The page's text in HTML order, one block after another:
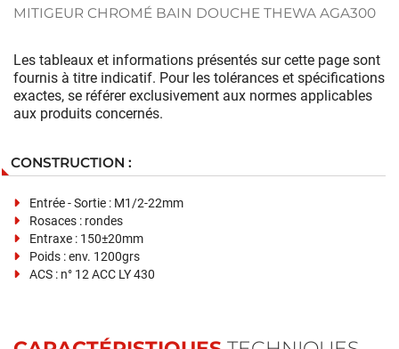
MITIGEUR CHROMÉ BAIN DOUCHE THEWA AGA300
Les tableaux et informations présentés sur cette page sont
fournis à titre indicatif. Pour les tolérances et spécifications
exactes, se référer exclusivement aux normes applicables
aux produits concernés.
CONSTRUCTION :
Entrée - Sortie : M1/2-22mm
Rosaces : rondes
Entraxe : 150±20mm
Poids : env. 1200grs
ACS : n° 12 ACC LY 430